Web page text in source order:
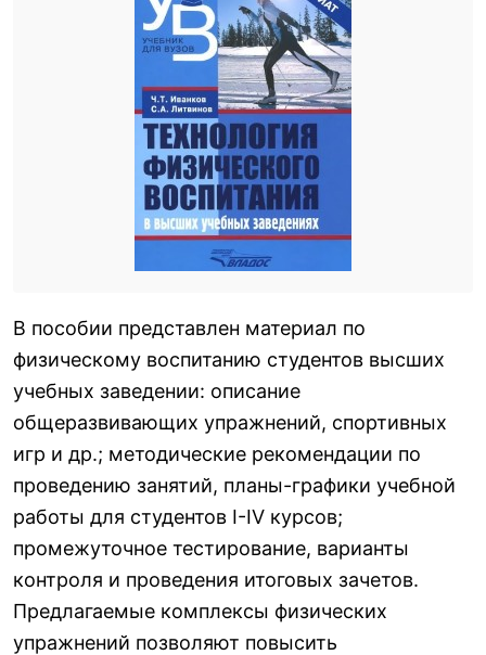
В пособии представлен материал по
физическому воспитанию студентов высших
учебных заведении: описание
общеразвивающих упражнений, спортивных
игр и др.; методические рекомендации по
проведению занятий, планы-графики учебной
работы для студентов I-IV курсов;
промежуточное тестирование, варианты
контроля и проведения итоговых зачетов.
Предлагаемые комплексы физических
упражнений позволяют повысить